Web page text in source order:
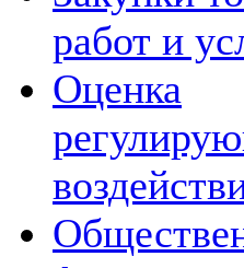
работ и
Оценка